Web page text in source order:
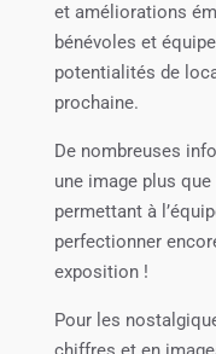
et améliorations
bénévoles et
potentialités de
prochaine.
De nombreuses
une image plus
permettant à
perfectionner
exposition !
Pour les